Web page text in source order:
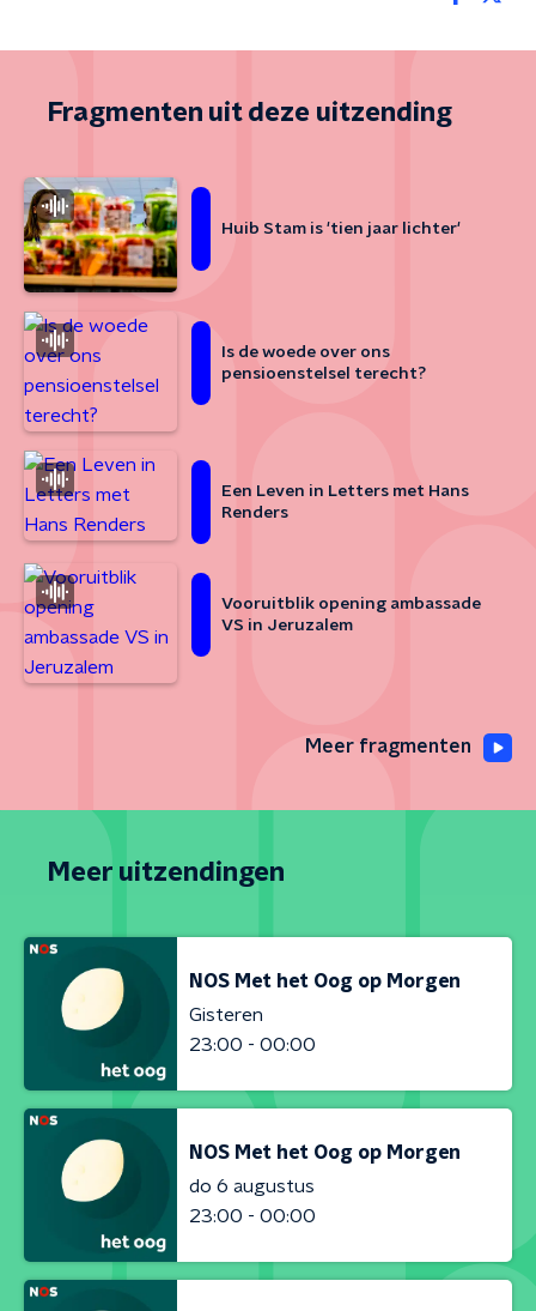
Fragmenten uit deze uitzending
Huib Stam is 'tien jaar lichter'
Is de woede over ons
pensioenstelsel terecht?
Een Leven in Letters met Hans
Renders
Vooruitblik opening ambassade
VS in Jeruzalem
Meer fragmenten
Meer uitzendingen
NOS Met het Oog op Morgen
Gisteren
23:00 - 00:00
NOS Met het Oog op Morgen
do 6 augustus
23:00 - 00:00